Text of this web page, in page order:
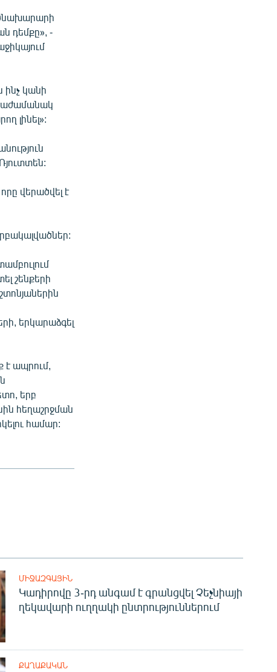
դեմքը», -
կանի
լինել»:
վերածվել է
շենքերի
երկարաձգել
է ապրում,
երբ
հեղաշրջման
համար:
ՄԻՋԱԶԳԱՅԻՆ
Կադիրովը 3-րդ անգամ է գրանցվել Չեչնիայի
ղեկավարի ուղղակի ընտրություններում
ՔԱՂԱՔԱԿԱՆ